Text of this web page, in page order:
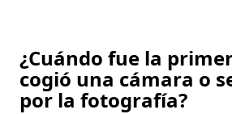
¿Cuándo fue la
cogió una cámara o
por la fotografía?